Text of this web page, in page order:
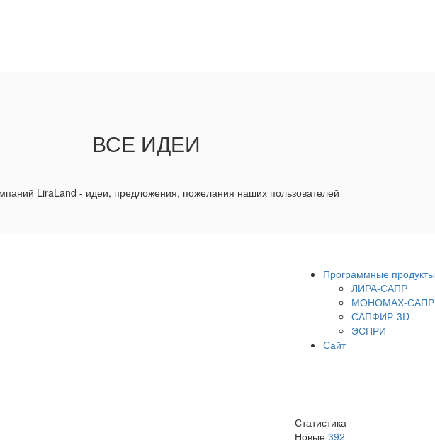
ВСЕ ИДЕИ
LiraLand - идеи, предложения, пожелания наших пользователей
Программные продукты
ЛИРА-САПР
МОНОМАХ-САПР
САПФИР-3D
ЭСПРИ
Сайт
Статистика
Новые 392